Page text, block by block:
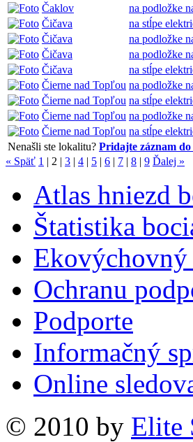
Čaklov
na podložke
Čičava
na stĺpe
Čičava
na podložke
Čičava
na podložke
Čičava
na stĺpe
Čierne nad Topľou na podložke
Čierne nad Topľou na stĺpe
Čierne nad Topľou na podložke
Čierne nad Topľou na stĺpe
Nenašli ste lokalitu? Pridajte záznam do
« Späť 1 | 2 | 3 | 4 | 5 | 6 | 7 | 8 | 9 Ďalej »
Atlas hniezd
Štatistika
Ochranu
Podporte
Informačný
Online
© 2010 by Elite